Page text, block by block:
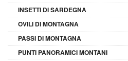
INSETTI DI SARDEGNA
OVILI DI MONTAGNA
PASSI DI MONTAGNA
PUNTI PANORAMICI MONTANI